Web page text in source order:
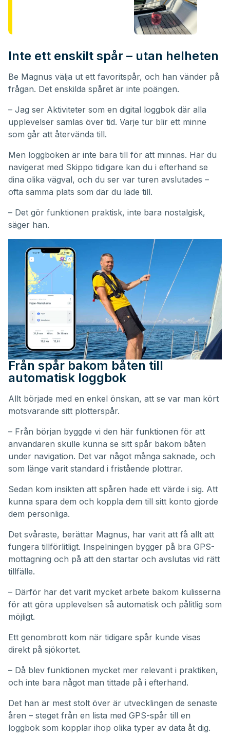
Inte ett enskilt spår – utan helheten
Be Magnus välja ut ett favoritspår, och han vänder på
frågan. Det enskilda spåret är inte poängen.
– Jag ser Aktiviteter som en digital loggbok där alla
upplevelser samlas över tid. Varje tur blir ett minne
som går att återvända till.
Men loggboken är inte bara till för att minnas. Har du
navigerat med Skippo tidigare kan du i efterhand se
dina olika vägval, och du ser var turen avslutades –
ofta samma plats som där du lade till.
– Det gör funktionen praktisk, inte bara nostalgisk,
säger han.
Från spår bakom båten till
automatisk loggbok
Allt började med en enkel önskan, att se var man kört
motsvarande sitt plotterspår.
– Från början byggde vi den här funktionen för att
användaren skulle kunna se sitt spår bakom båten
under navigation. Det var något många saknade, och
som länge varit standard i fristående plottrar.
Sedan kom insikten att spåren hade ett värde i sig. Att
kunna spara dem och koppla dem till sitt konto gjorde
dem personliga.
Det svåraste, berättar Magnus, har varit att få allt att
fungera tillförlitligt. Inspelningen bygger på bra GPS-
mottagning och på att den startar och avslutas vid rätt
tillfälle.
– Därför har det varit mycket arbete bakom kulisserna
för att göra upplevelsen så automatisk och pålitlig som
möjligt.
Ett genombrott kom när tidigare spår kunde visas
direkt på sjökortet.
– Då blev funktionen mycket mer relevant i praktiken,
och inte bara något man tittade på i efterhand.
Det han är mest stolt över är utvecklingen de senaste
åren – steget från en lista med GPS-spår till en
loggbok som kopplar ihop olika typer av data åt dig.